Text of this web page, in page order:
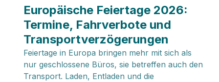
Europäische Feiertage 2026:
Termine, Fahrverbote und
Transportverzögerungen
Feiertage in Europa bringen mehr mit sich als
nur geschlossene Büros, sie betreffen auch den
Transport. Laden, Entladen und die